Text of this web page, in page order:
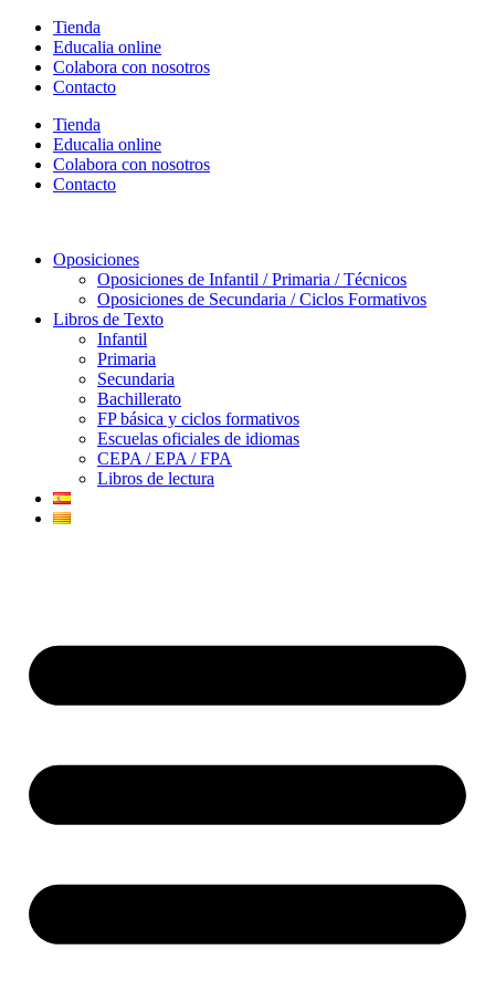
contenido
Tienda
Educalia online
Colabora con nosotros
Contacto
Tienda
Educalia online
Colabora con nosotros
Contacto
Oposiciones
Oposiciones de Infantil / Primaria / Técnicos
Oposiciones de Secundaria / Ciclos Formativos
Libros de Texto
Infantil
Primaria
Secundaria
Bachillerato
FP básica y ciclos formativos
Escuelas oficiales de idiomas
CEPA / EPA / FPA
Libros de lectura